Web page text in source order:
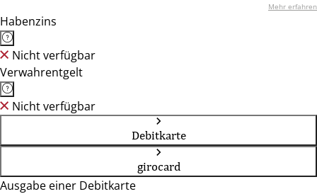
Mehr erfahren
Habenzins
Nicht verfügbar
Verwahrentgelt
Nicht verfügbar
Debitkarte
girocard
Ausgabe einer Debitkarte